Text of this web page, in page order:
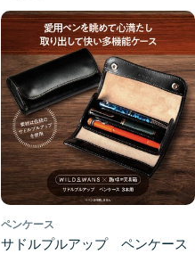
ペンケース
サドルプルアップ ペンケース